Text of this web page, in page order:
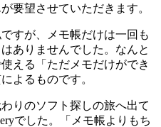
要望させていただきます。
すが、メモ帳だけは一回も
ありませんでした。なんと
える「ただメモだけができ
よるものです。
りのソフト探しの旅へ出て
でした。「メモ帳よりもち